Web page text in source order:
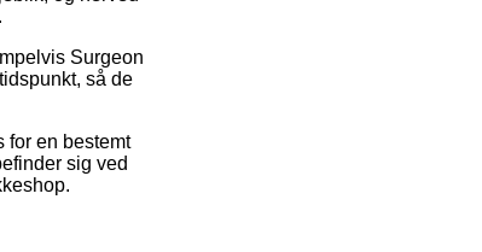
Surgeon
så de
for en bestemt
sig ved